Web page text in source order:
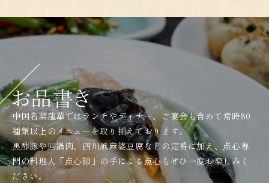
中国名菜龍華ではランチやディナー、ご宴会も含めて常時80
種類以上のメニューを取り揃えております。
黒酢豚や回鍋肉、四川風麻婆豆腐などの定番に加え、点心専
門の料理人「点心師」の手による点心もぜひ一度お楽しみく
ださい。